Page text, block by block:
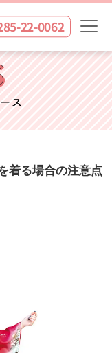
22-0062
着る場合の注意点